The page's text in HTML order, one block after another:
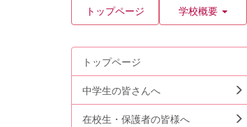
トップページ 学校概要
トップページ
中学生の皆さんへ
在校生・保護者の皆様へ